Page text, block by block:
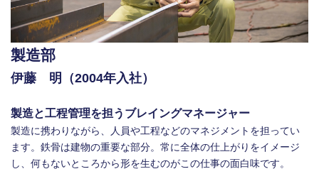
製造部
伊藤 明（2004年入社）
製造と工程管理を担うブレイングマネージャー
製造に携わりながら、人員や工程などのマネジメントを担ってい
ます。鉄骨は建物の重要な部分。常に全体の仕上がりをイメージ
し、何もないところから形を生むのがこの仕事の面白味です。